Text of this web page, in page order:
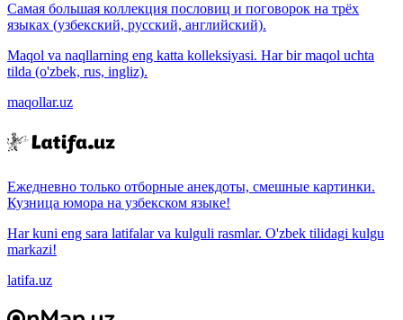
Самая большая коллекция пословиц и поговорок на трёх
языках (узбекский, русский, английский).
Maqol va naqllarning eng katta kolleksiyasi. Har bir maqol uchta
tilda (o'zbek, rus, ingliz).
maqollar.uz
Ежедневно только отборные анекдоты, смешные картинки.
Кузница юмора на узбекском языке!
Har kuni eng sara latifalar va kulguli rasmlar. O'zbek tilidagi kulgu
markazi!
latifa.uz